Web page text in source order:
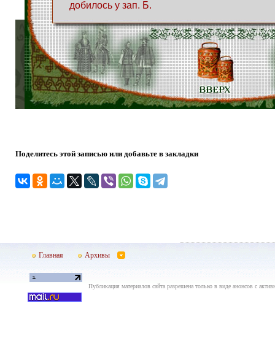
добилось у зап. Б.
Поделитесь этой записью или добавьте в закладки
Главная Архивы
Публикация материалов сайта разрешена только в виде анонсов с